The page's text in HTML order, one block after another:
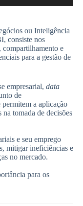
ou Inteligência
consiste nos
compartilhamento e
para a gestão de
empresarial, data
de
permitem a aplicação
na tomada de decisões
e seu emprego
mitigar ineficiências e
no mercado.
para os